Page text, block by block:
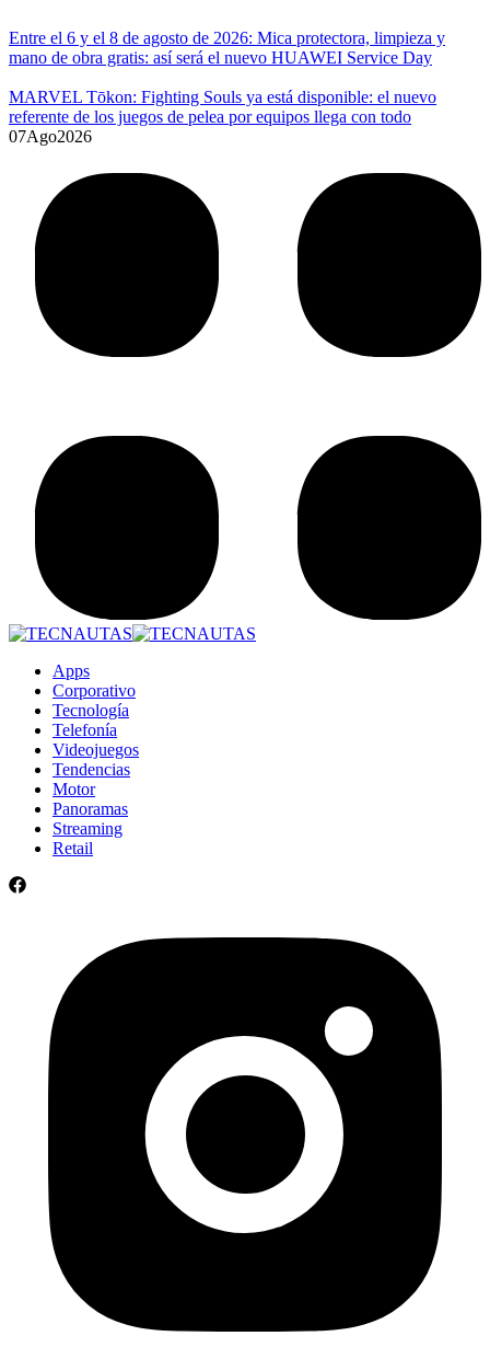
Entre el 6 y el 8 de agosto de 2026: Mica protectora, limpieza y
mano de obra gratis: así será el nuevo HUAWEI Service Day
MARVEL Tōkon: Fighting Souls ya está disponible: el nuevo
referente de los juegos de pelea por equipos llega con todo
07Ago2026
Apps
Corporativo
Tecnología
Telefonía
Videojuegos
Tendencias
Motor
Panoramas
Streaming
Retail